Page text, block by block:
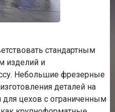
стандартным
изделий и
Небольшие фрезерные
деталей на
для цехов с ограниченным